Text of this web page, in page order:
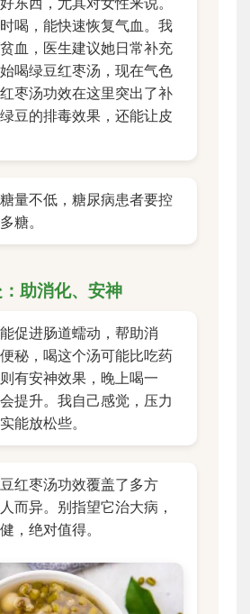
喝，能快速恢复气血。我
血，医生建议她日常补充
喝绿豆红枣汤，现在气色
枣汤功效在这里突出了补
豆的排毒效果，还能让皮
量不低，糖尿病患者要控
糖。
助消化、安神
促进肠道蠕动，帮助消
秘，喝这个汤可能比吃药
有安神效果，晚上喝一
提升。我自己感觉，压力
能放松些。
红枣汤功效覆盖了多方
而异。别指望它治大病，
，绝对值得。